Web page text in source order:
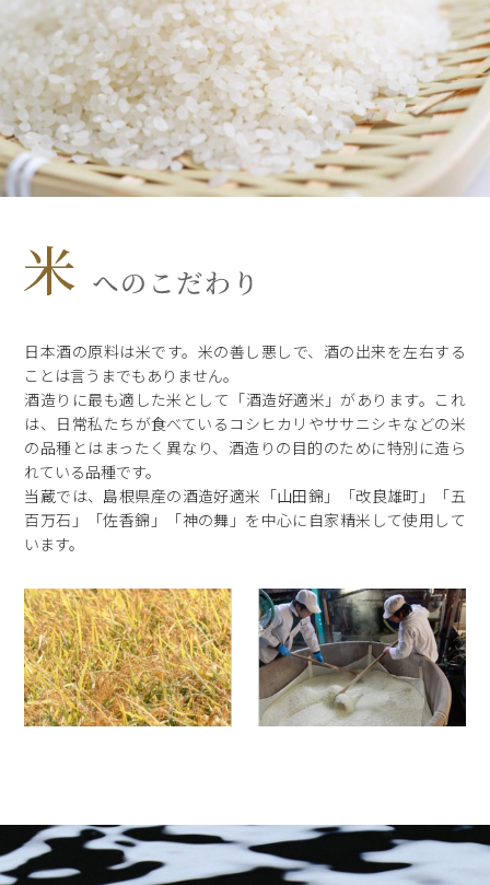
日本酒の原料は米です。米の善し悪しで、酒の出来を左右する
ことは言うまでもありません。
酒造りに最も適した米として「酒造好適米」があります。これ
は、日常私たちが食べているコシヒカリやササニシキなどの米
の品種とはまったく異なり、酒造りの目的のために特別に造ら
れている品種です。
当蔵では、島根県産の酒造好適米「山田錦」「改良雄町」「五
百万石」「佐香錦」「神の舞」を中心に自家精米して使用して
います。